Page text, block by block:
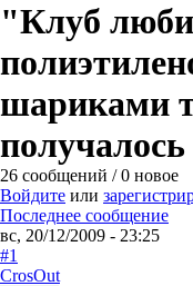
"Клуб
шариками
получалось
26 сообщений / 0 новое
Войдите или
Последнее сообщение
вс, 20/12/2009 - 23:25
#1
CrosOut